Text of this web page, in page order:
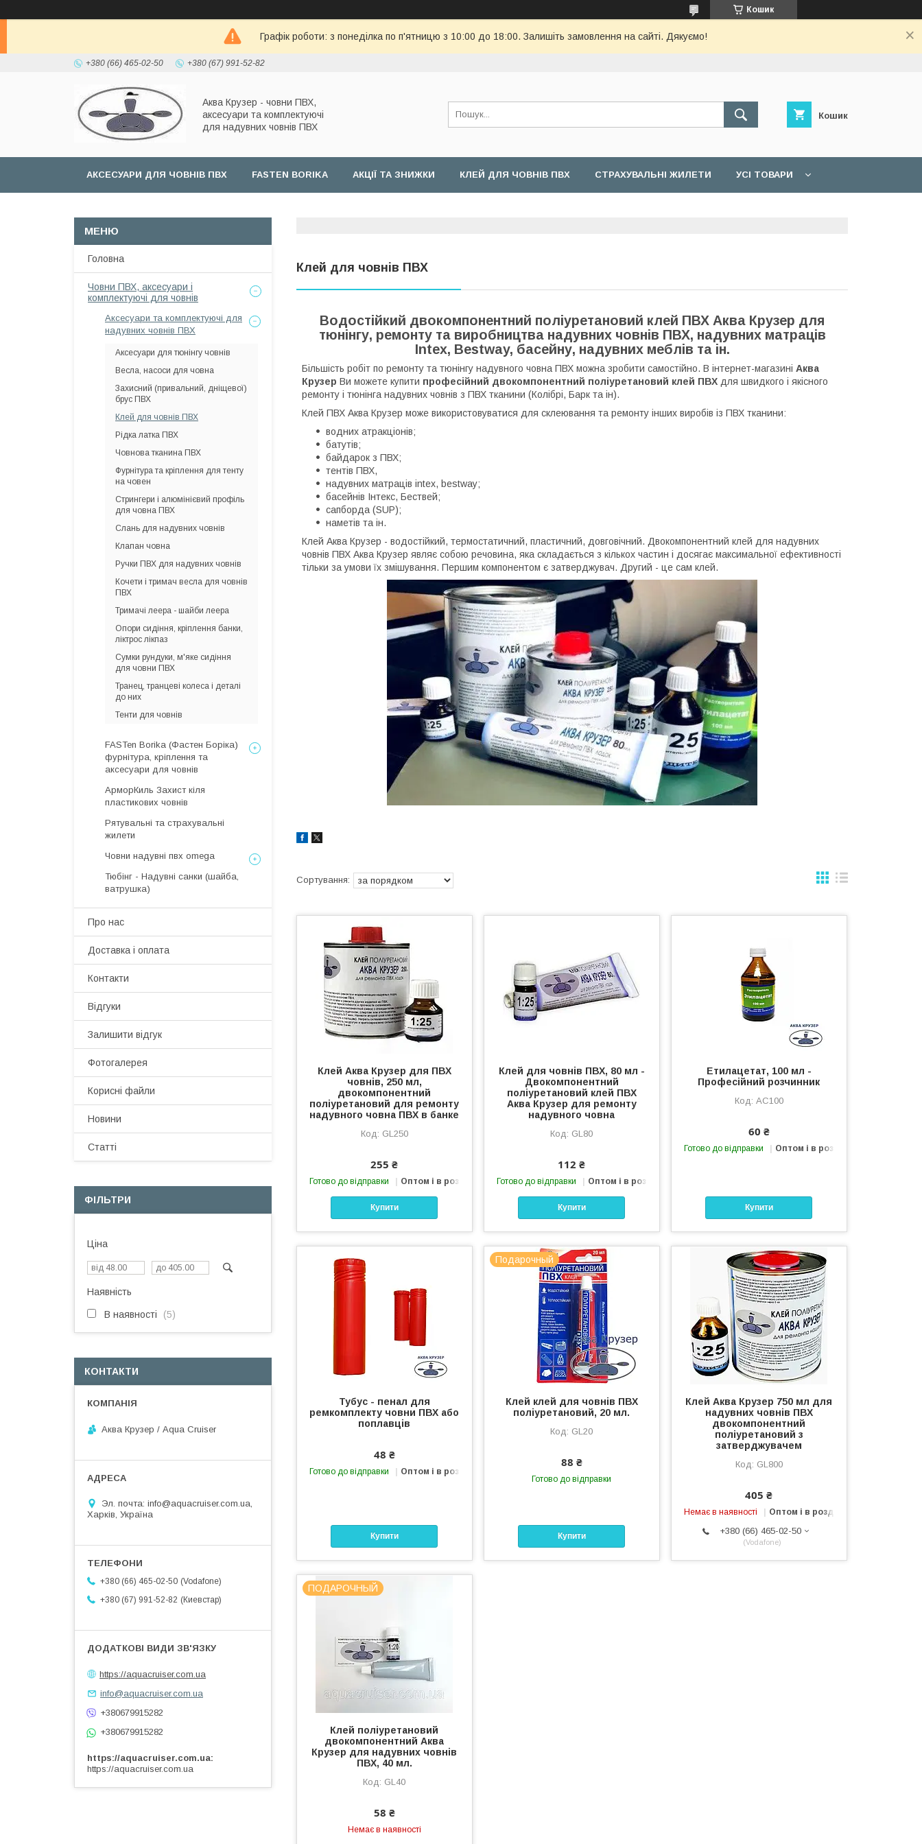
Кошик
Графік роботи: з понеділка по п'ятницю з 10:00 до 18:00. Залишіть замовлення на сайті. Дякуємо!
+380 (66) 465-02-50 +380 (67) 991-52-82
Аква Крузер - човни ПВХ,
аксесуари та комплектуючі
для надувних човнів ПВХ
Кошик
АКСЕСУАРИ ДЛЯ ЧОВНІВ ПВХ FASTEN BORIKA АКЦІЇ ТА ЗНИЖКИ КЛЕЙ ДЛЯ ЧОВНІВ ПВХ СТРАХУВАЛЬНІ ЖИЛЕТИ УСІ ТОВАРИ
Клей для човнів ПВХ
Водостійкий двокомпонентний поліуретановий клей ПВХ Аква Крузер для
тюнінгу, ремонту та виробництва надувних човнів ПВХ, надувних матраців
Intex, Bestway, басейну, надувних меблів та ін.
Більшість робіт по ремонту та тюнінгу надувного човна ПВХ можна зробити самостійно. В інтернет-магазині Аква
Крузер Ви можете купити професійний двокомпонентний поліуретановий клей ПВХ для швидкого і якісного
ремонту і тюнінга надувних човнів з ПВХ тканини (Колібрі, Барк та ін).
Клей ПВХ Аква Крузер може використовуватися для склеювання та ремонту інших виробів із ПВХ тканини:
водних атракціонів;
батутів;
байдарок з ПВХ;
тентів ПВХ,
надувних матраців intex, bestway;
басейнів Інтекс, Бествей;
сапборда (SUP);
наметів та ін.
Клей Аква Крузер - водостійкий, термостатичний, пластичний, довговічний. Двокомпонентний клей для надувних
човнів ПВХ Аква Крузер являє собою речовина, яка складається з кількох частин і досягає максимальної ефективності
тільки за умови їх змішування. Першим компонентом є затверджувач. Другий - це сам клей.
Клей Аква Крузер для ПВХ
човнів, 250 мл,
двокомпонентний
поліуретановий для ремонту
надувного човна ПВХ в банке
GL250
255 ₴
Готово до відправки Оптом і в роздріб
Купити
Клей для човнів ПВХ, 80 мл -
Двокомпонентний
поліуретановий клей ПВХ
Аква Крузер для ремонту
надувного човна
GL80
112 ₴
Готово до відправки Оптом і в роздріб
Купити
Етилацетат, 100 мл -
Професійний розчинник
AC100
60 ₴
Готово до відправки Оптом і в роздріб
Купити
Тубус - пенал для
ремкомплекту човни ПВХ або
поплавців
48 ₴
Готово до відправки Оптом і в роздріб
Купити
Подарочный
Клей клей для човнів ПВХ
поліуретановий, 20 мл.
GL20
88 ₴
Готово до відправки
Купити
Клей Аква Крузер 750 мл для
надувних човнів ПВХ
двокомпонентний
поліуретановий з
затверджувачем
GL800
405 ₴
Немає в наявності Оптом і в роздріб
+380 (66) 465-02-50
Vodafone
ПОДАРОЧНЫЙ
Клей поліуретановий
двокомпонентний Аква
Крузер для надувних човнів
ПВХ, 40 мл.
GL40
58 ₴
Немає в наявності
Головна
Човни ПВХ, аксесуари і
комплектуючі для човнів
Аксесуари та комплектуючі для
надувних човнів ПВХ
Аксесуари для тюнінгу човнів
Весла, насоси для човна
Захисний (привальний, дніщевої)
брус ПВХ
Клей для човнів ПВХ
Рідка латка ПВХ
Човнова тканина ПВХ
Фурнітура та кріплення для тенту
на човен
Стрингери і алюмінієвий профіль
для човна ПВХ
Слань для надувних човнів
Клапан човна
Ручки ПВХ для надувних човнів
Кочети і тримач весла для човнів
ПВХ
Тримачі леера - шайби леера
Опори сидіння, кріплення банки,
ліктрос лікпаз
Сумки рундуки, м'яке сидіння
для човни ПВХ
Транец, транцеві колеса і деталі
до них
Тенти для човнів
FASTen Borika (Фастен Боріка)
фурнітура, кріплення та
аксесуари для човнів
АрморКиль Захист кіля
пластикових човнів
Рятувальні та страхувальні
жилети
Човни надувні пвх omega
Тюбінг - Надувні санки (шайба,
ватрушка)
Про нас
Доставка і оплата
Контакти
Відгуки
Залишити відгук
Фотогалерея
Корисні файли
Новини
Статті
ФІЛЬТРИ
Ціна
Наявність
В наявності 5
КОНТАКТИ
Аква Крузер / Aqua Cruiser
Эл. почта: info@aquacruiser.com.ua,
Харків, Україна
+380 (66) 465-02-50 Vodafone
+380 (67) 991-52-82
Киевстар
https://aquacruiser.com.ua
info@aquacruiser.com.ua
+380679915282
+380679915282
https://aquacruiser.com.ua
https://aquacruiser.com.ua